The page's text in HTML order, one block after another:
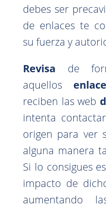
debes ser
de enlaces te
su fuerza y
Revisa de
aquellos
reciben las web
intenta
origen para ver
alguna manera
Si lo consigues
impacto de
aumentando